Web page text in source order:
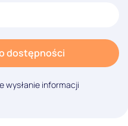
dostępności
wysłanie informacji